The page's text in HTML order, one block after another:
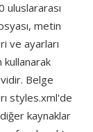
uluslararası
metin
ve ayarları
kullanarak
Belge
styles.xml'de
kaynaklar